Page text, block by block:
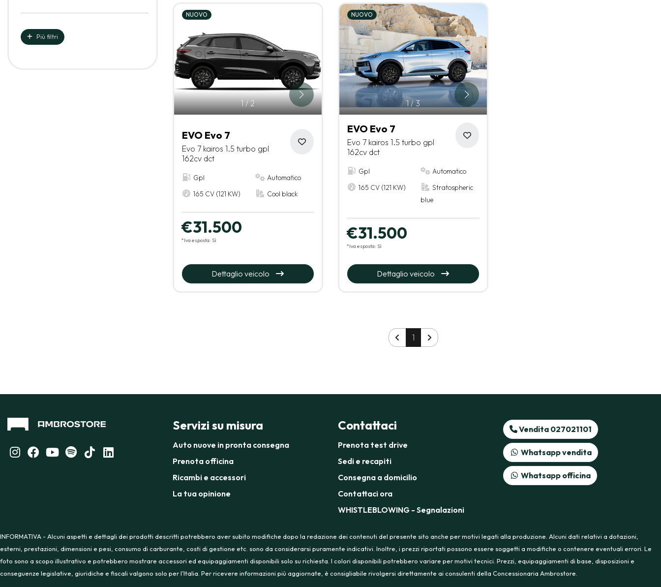
Più filtri
1/2
NUOVO
EVO Evo 7
Evo 7 kairos 1.5 turbo gpl
162cv dct
Gpl
Automatico
165 CV (121 KW)
Cool black
€31.500
*Iva esposta: Sì
Dettaglio veicolo
1/3
NUOVO
EVO Evo 7
Evo 7 kairos 1.5 turbo gpl
162cv dct
Gpl
Automatico
165 CV (121 KW)
Stratospheric
blue
€31.500
*Iva esposta: Sì
Dettaglio veicolo
1
Servizi su misura
Auto nuove in pronta consegna
Prenota officina
Ricambi e accessori
La tua opinione
Contattaci
Prenota test drive
Sedi e recapiti
Consegna a domicilio
Contattaci ora
WHISTLEBLOWING - Segnalazioni
Vendita 027021101
Whatsapp vendita
Whatsapp officina
INFORMATIVA - Alcuni aspetti e dettagli dei prodotti descritti potrebbero aver subito modifiche dopo la redazione dei contenuti del presente sito anche per motivi legati alla produzione. Alcuni dati relativi a dotazioni,
esterni, prestazioni, dimensioni e pesi, consumo di carburante, costi di gestione etc. sono da considerarsi puramente indicativi. Inoltre, i prezzi riportati possono essere soggetti a modifiche o contenere eventuali errori. Le
foto sono a scopo illustrativo e potrebbero mostrare accessori ed equipaggiamenti disponibili solo su richiesta. I colori disponibili potrebbero variare per motivi tecnici. Prezzi, equipaggiamenti di base, disposizioni e
conseguenze legislative, giuridiche e fiscali valgono solo per l’Italia. Per ricevere informazioni più aggiornate, è consigliabile rivolgersi direttamente ai consulenti della Concessionaria Ambrostore.